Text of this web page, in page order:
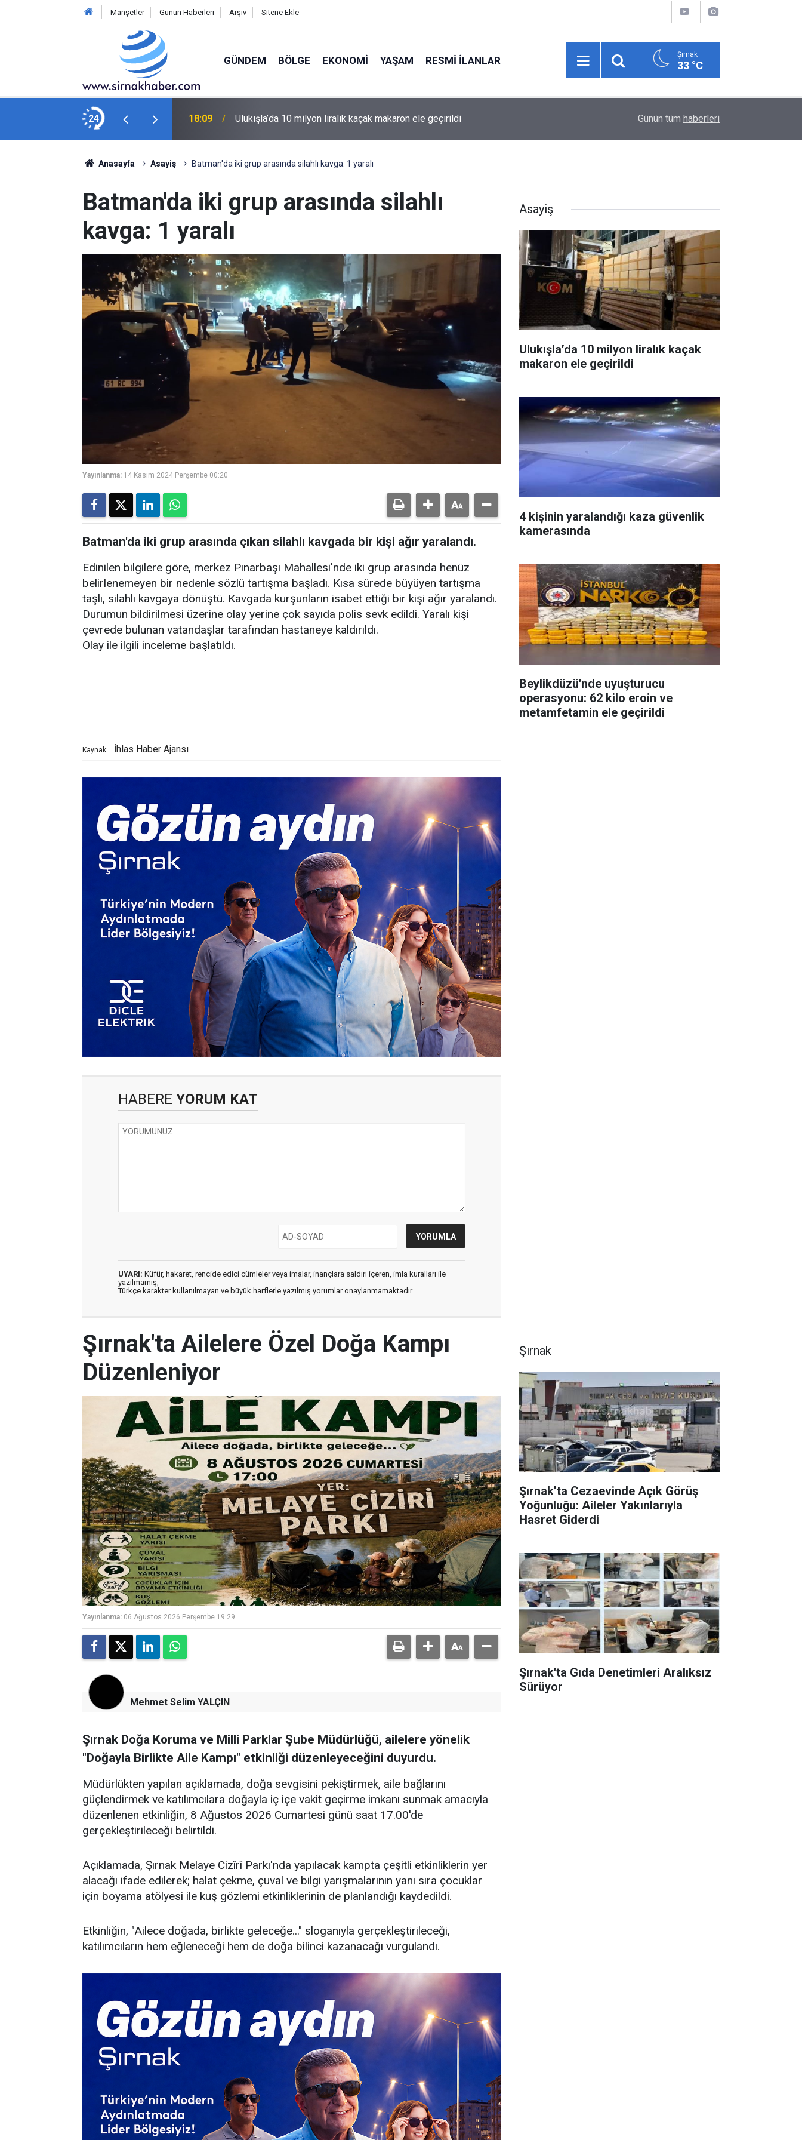
Manşetler Günün Haberleri Arşiv Sitene Ekle
GÜNDEM BÖLGE EKONOMI YAŞAM RESMI İLANLAR Şırnak
33 °C
24
son güne bırakmayın" 18:09 Ulukışla’da 10 milyon liralık kaçak makaron ele geçirildi Kavurucu sıcakta hem kanalda yüzdüler hem
Günün tüm haberleri
Anasayfa Asayiş Batman'da iki grup arasında silahlı kavga: 1 yaralı
Batman'da iki grup arasında silahlı
kavga: 1 yaralı
Yayınlanma: 14 Kasım 2024 Perşembe 00:20
Batman'da iki grup arasında çıkan silahlı kavgada bir kişi ağır yaralandı.
Edinilen bilgilere göre, merkez Pınarbaşı Mahallesi'nde iki grup arasında henüz
belirlenemeyen bir nedenle sözlü tartışma başladı. Kısa sürede büyüyen tartışma
taşlı, silahlı kavgaya dönüştü. Kavgada kurşunların isabet ettiği bir kişi ağır yaralandı.
Durumun bildirilmesi üzerine olay yerine çok sayıda polis sevk edildi. Yaralı kişi
çevrede bulunan vatandaşlar tarafından hastaneye kaldırıldı.
Olay ile ilgili inceleme başlatıldı.
Kaynak: İhlas Haber Ajansı
HABERE YORUM KAT
UYARI: Küfür, hakaret, rencide edici cümleler veya imalar, inançlara saldırı içeren, imla kuralları ile
yazılmamış,
Türkçe karakter kullanılmayan ve büyük harflerle yazılmış yorumlar onaylanmamaktadır.
Asayiş
Ulukışla’da 10 milyon liralık kaçak
makaron ele geçirildi
4 kişinin yaralandığı kaza güvenlik
kamerasında
Beylikdüzü'nde uyuşturucu
operasyonu: 62 kilo eroin ve
metamfetamin ele geçirildi
Şırnak'ta Ailelere Özel Doğa Kampı
Düzenleniyor
Yayınlanma: 06 Ağustos 2026 Perşembe 19:29
Mehmet Selim YALÇIN
Şırnak Doğa Koruma ve Milli Parklar Şube Müdürlüğü, ailelere yönelik
"Doğayla Birlikte Aile Kampı" etkinliği düzenleyeceğini duyurdu.
Müdürlükten yapılan açıklamada, doğa sevgisini pekiştirmek, aile bağlarını
güçlendirmek ve katılımcılara doğayla iç içe vakit geçirme imkanı sunmak amacıyla
düzenlenen etkinliğin, 8 Ağustos 2026 Cumartesi günü saat 17.00'de
gerçekleştirileceği belirtildi.
​Açıklamada, Şırnak Melaye Cizîrî Parkı'nda yapılacak kampta çeşitli etkinliklerin yer
alacağı ifade edilerek; halat çekme, çuval ve bilgi yarışmalarının yanı sıra çocuklar
için boyama atölyesi ile kuş gözlemi etkinliklerinin de planlandığı kaydedildi.
​Etkinliğin, "Ailece doğada, birlikte geleceğe..." sloganıyla gerçekleştirileceği,
katılımcıların hem eğleneceği hem de doğa bilinci kazanacağı vurgulandı.
Şırnak
Şırnak’ta Cezaevinde Açık Görüş
Yoğunluğu: Aileler Yakınlarıyla
Hasret Giderdi
Şırnak'ta Gıda Denetimleri Aralıksız
Sürüyor